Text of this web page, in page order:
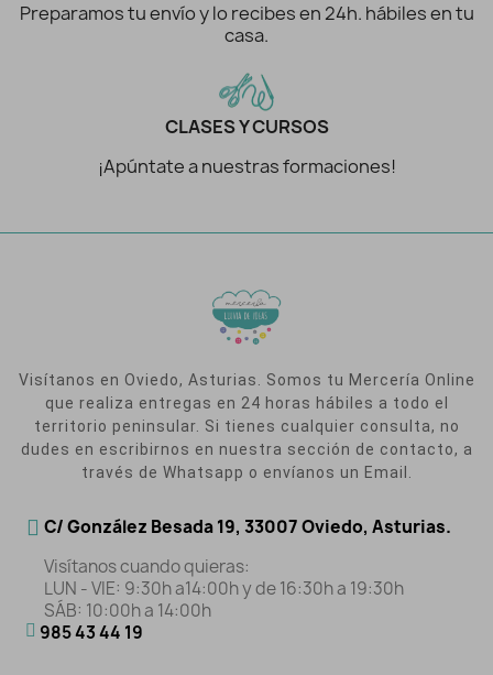
Preparamos tu envío y lo recibes en 24h. hábiles en tu
casa.
CLASES Y CURSOS
¡Apúntate a nuestras formaciones!
Visítanos en Oviedo, Asturias. Somos tu Mercería Online
que realiza entregas en 24 horas hábiles a todo el
territorio peninsular. Si tienes cualquier consulta, no
dudes en escribirnos en nuestra sección de contacto, a
través de Whatsapp o envíanos un Email.
C/ González Besada 19, 33007 Oviedo, Asturias.
Visítanos cuando quieras:
LUN - VIE: 9:30h a14:00h y de 16:30h a 19:30h
SÁB: 10:00h a 14:00h
985 43 44 19